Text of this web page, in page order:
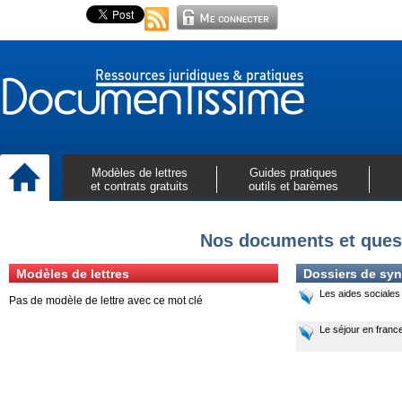
Modèles de lettres
et contrats gratuits
Guides pratiques
outils et barèmes
Nos documents et
Modèles de lettres
Pas de modèle de lettre avec ce mot clé
Dossiers de
Les aides
Le séjour en